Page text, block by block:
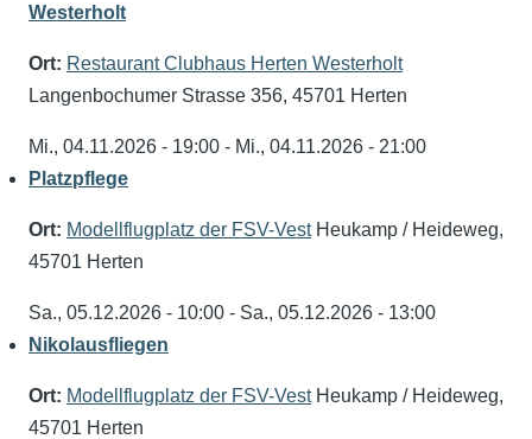
Westerholt
Ort: Restaurant Clubhaus Herten Westerholt
Langenbochumer Strasse 356, 45701 Herten
Mi., 04.11.2026 - 19:00 - Mi., 04.11.2026 - 21:00
Platzpflege
Ort: Modellflugplatz der FSV-VestHeukamp / Heideweg,
45701 Herten
Sa., 05.12.2026 - 10:00 - Sa., 05.12.2026 - 13:00
Nikolausfliegen
Ort: Modellflugplatz der FSV-VestHeukamp / Heideweg,
45701 Herten